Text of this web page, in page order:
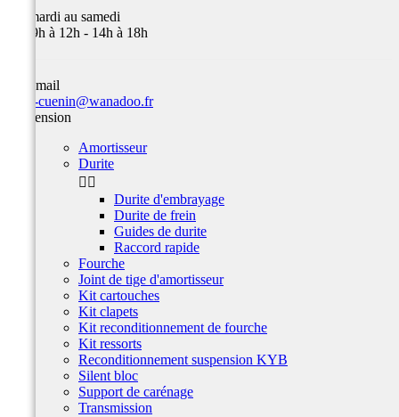
Du mardi au samedi
de 09h à 12h - 14h à 18h
Par email
team-cuenin@wanadoo.fr
Suspension
Amortisseur
Durite
 
Durite d'embrayage
Durite de frein
Guides de durite
Raccord rapide
Fourche
Joint de tige d'amortisseur
Kit cartouches
Kit clapets
Kit reconditionnement de fourche
Kit ressorts
Reconditionnement suspension KYB
Silent bloc
Support de carénage
Transmission